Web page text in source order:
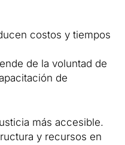
costos y tiempos
de la voluntad de
de
más accesible.
y recursos en